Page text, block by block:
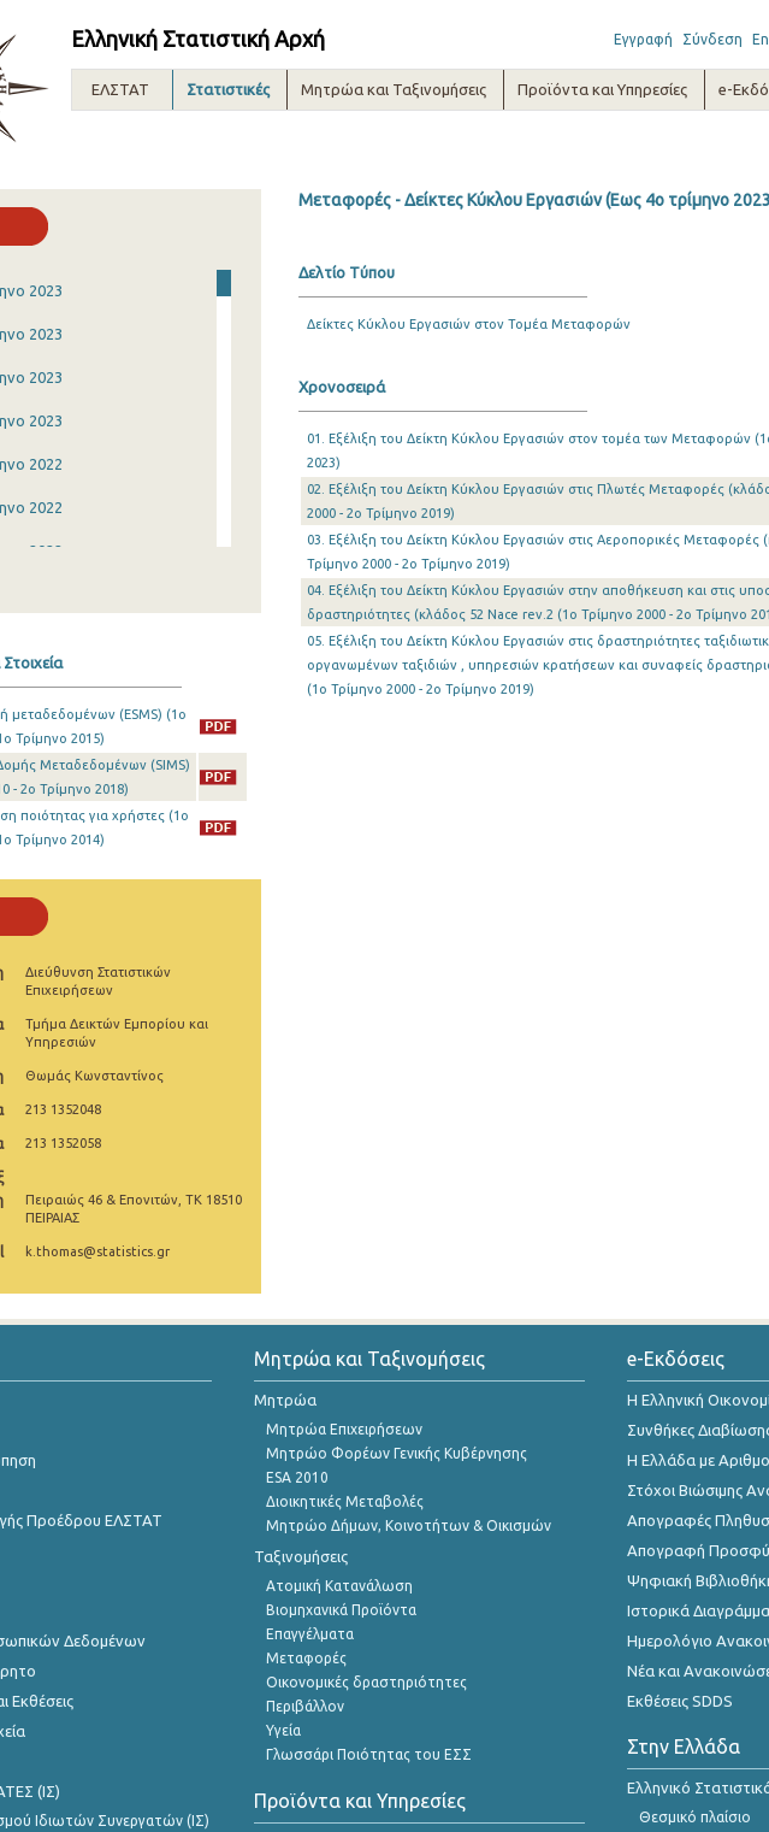
Ελληνική Στατιστική Αρχή Εγγραφή Σύνδεση
ΕΛΣΤΑΤ Στατιστικές Μητρώα και Ταξινομήσεις Προϊόντα και Υπηρεσίες e-
2023
2023
2023
2023
2022
2022
2022
2021
2021
2020
2020
2020
2019
2019
2019
2019
2018
2018
2017
2016
2016
2016
2015
2015
2015
μεταδεδομένων (ESMS) (1o
Τρίμηνο 2015)
Μεταδεδομένων (SIMS)
- 2o Τρίμηνο 2018)
ποιότητας για χρήστες (1o
Τρίμηνο 2014)
Διεύθυνση Στατιστικών
Επιχειρήσεων
Τμήμα Δεικτών Εμπορίου και
Υπηρεσιών
Θωμάς Κωνσταντίνος
213 1352048
213 1352058
Πειραιώς 46 & Επονιτών, ΤΚ 18510
ΠΕΙΡΑΙΑΣ
k.thomas@statistics.gr
Μεταφορές - Δείκτες Κύκλου Εργασιών (Εως 4ο τρίμηνο
Δελτίο Τύπου
Δείκτες Κύκλου Εργασιών στον Τομέα Μεταφορών
Χρονοσειρά
01. Εξέλιξη του Δείκτη Κύκλου Εργασιών στον τομέα των Μεταφορών
2023)
02. Εξέλιξη του Δείκτη Κύκλου Εργασιών στις Πλωτές Μεταφορές
2000 - 2o Τρίμηνο 2019)
03. Εξέλιξη του Δείκτη Κύκλου Εργασιών στις Αεροπορικές Μεταφορές
Τρίμηνο 2000 - 2o Τρίμηνο 2019)
04. Εξέλιξη του Δείκτη Κύκλου Εργασιών στην αποθήκευση και στις
δραστηριότητες (κλάδος 52 Nace rev.2 (1o Τρίμηνο 2000 - 2o Τρίμηνο
05. Εξέλιξη του Δείκτη Κύκλου Εργασιών στις δραστηριότητες
οργανωμένων ταξιδιών , υπηρεσιών κρατήσεων και συναφείς
(1o Τρίμηνο 2000 - 2o Τρίμηνο 2019)
Προέδρου ΕΛΣΤΑΤ
Δεδομένων
Εκθέσεις
(ΙΣ)
Ιδιωτών Συνεργατών (ΙΣ)
Μητρώα και Ταξινομήσεις
Μητρώα
Μητρώα Επιχειρήσεων
Μητρώο Φορέων Γενικής Κυβέρνησης
ESA 2010
Διοικητικές Μεταβολές
Μητρώο Δήμων, Κοινοτήτων & Οικισμών
Ταξινομήσεις
Ατομική Κατανάλωση
Βιομηχανικά Προϊόντα
Επαγγέλματα
Μεταφορές
Οικονομικές δραστηριότητες
Περιβάλλον
Υγεία
Γλωσσάρι Ποιότητας του ΕΣΣ
Προϊόντα και Υπηρεσίες
e-Εκδόσεις
Η Ελληνική
Συνθήκες
Η Ελλάδα με
Στόχοι Βιώσιμης
Απογραφές
Απογραφή
Ψηφιακή
Ιστορικά
Ημερολόγιο
Νέα και
Εκθέσεις SDDS
Στην Ελλάδα
Ελληνικό
Θεσμικό πλαίσιο